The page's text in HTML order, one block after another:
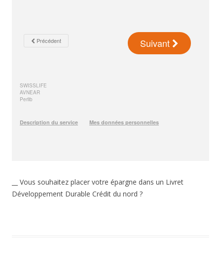
__ Vous souhaitez placer votre épargne dans un Livret
Développement Durable Crédit du nord ?